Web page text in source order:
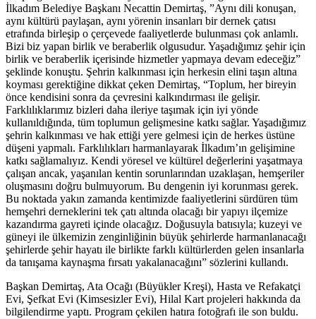
İlkadım Belediye Başkanı Necattin Demirtaş, ”Aynı dili konuşan,
aynı kültürü paylaşan, aynı yörenin insanları bir dernek çatısı
etrafında birleşip o çerçevede faaliyetlerde bulunması çok anlamlı.
Bizi biz yapan birlik ve beraberlik olgusudur. Yaşadığımız şehir için
birlik ve beraberlik içerisinde hizmetler yapmaya devam edeceğiz”
şeklinde konuştu. Şehrin kalkınması için herkesin elini taşın altına
koyması gerektiğine dikkat çeken Demirtaş, “Toplum, her bireyin
önce kendisini sonra da çevresini kalkındırması ile gelişir.
Farklılıklarımız bizleri daha ileriye taşımak için iyi yönde
kullanıldığında, tüm toplumun gelişmesine katkı sağlar. Yaşadığımız
şehrin kalkınması ve hak ettiği yere gelmesi için de herkes üstüne
düşeni yapmalı. Farklılıkları harmanlayarak İlkadım’ın gelişimine
katkı sağlamalıyız. Kendi yöresel ve kültürel değerlerini yaşatmaya
çalışan ancak, yaşanılan kentin sorunlarından uzaklaşan, hemşeriler
oluşmasını doğru bulmuyorum. Bu dengenin iyi korunması gerek.
Bu noktada yakın zamanda kentimizde faaliyetlerini sürdüren tüm
hemşehri derneklerini tek çatı altında olacağı bir yapıyı ilçemize
kazandırma gayreti içinde olacağız. Doğusuyla batısıyla; kuzeyi ve
güneyi ile ülkemizin zenginliğinin büyük şehirlerde harmanlanacağı
şehirlerde şehir hayatı ile birlikte farklı kültürlerden gelen insanlarla
da tanışama kaynaşma fırsatı yakalanacağını” sözlerini kullandı.
Başkan Demirtaş, Ata Ocağı (Büyükler Kreşi), Hasta ve Refakatçi
Evi, Şefkat Evi (Kimsesizler Evi), Hilal Kart projeleri hakkında da
bilgilendirme yaptı. Program çekilen hatıra fotoğrafı ile son buldu.